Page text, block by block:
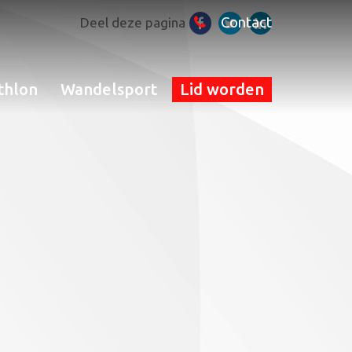
Contact
Wandelsport Lid worden
Deel deze pagina